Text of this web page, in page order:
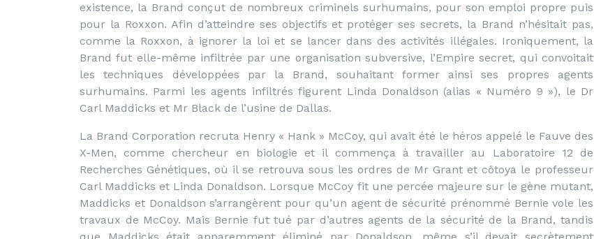
existence, la Brand conçut de nombreux criminels surhumains, pour son emploi propre puis
pour la Roxxon. Afin d’atteindre ses objectifs et protéger ses secrets, la Brand n’hésitait pas,
comme la Roxxon, à ignorer la loi et se lancer dans des activités illégales. Ironiquement, la
Brand fut elle-même infiltrée par une organisation subversive, l’Empire secret, qui convoitait
les techniques développées par la Brand, souhaitant former ainsi ses propres agents
surhumains. Parmi les agents infiltrés figurent Linda Donaldson (alias « Numéro 9 »), le Dr
Carl Maddicks et Mr Black de l’usine de Dallas.
La Brand Corporation recruta Henry « Hank » McCoy, qui avait été le héros appelé le Fauve des
X-Men, comme chercheur en biologie et il commença à travailler au Laboratoire 12 de
Recherches Génétiques, où il se retrouva sous les ordres de Mr Grant et côtoya le professeur
Carl Maddicks et Linda Donaldson. Lorsque McCoy fit une percée majeure sur le gène mutant,
Maddicks et Donaldson s’arrangèrent pour qu’un agent de sécurité prénommé Bernie vole les
travaux de McCoy. Mais Bernie fut tué par d’autres agents de la sécurité de la Brand, tandis